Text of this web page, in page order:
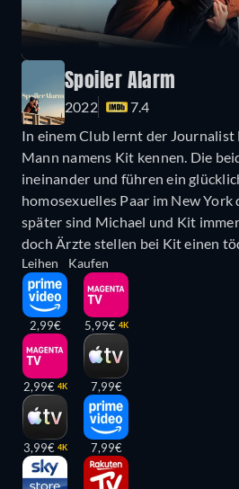
Spoiler Alarm
2022
7.4
In einem Club lernt der Journalist
Mann namens Kit kennen. Die
ineinander und führen ein
homosexuelles Paar im New York
später sind Michael und Kit
doch Ärzte stellen bei Kit einen
Leihen
2,99€
2,99€ 4K
3,99€ 4K
Kaufen
5,99€ 4K
7,99€
7,99€